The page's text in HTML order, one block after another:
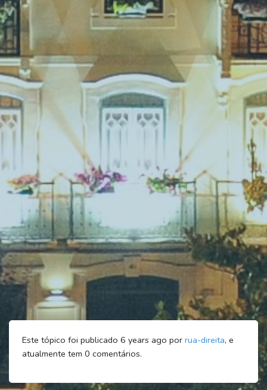
Este tópico foi publicado 6 years ago por rua-direita, e
atualmente tem 0 comentários.